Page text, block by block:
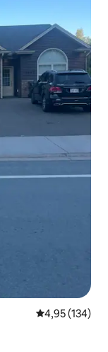
Nilai rata-rata
4,95 (134)